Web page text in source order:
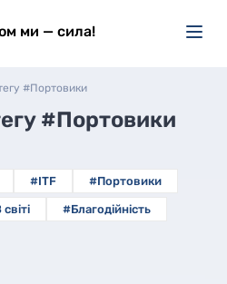
ми — сила!
#Портовики
#Портовики
#ITF #Портовики
#Благодійність